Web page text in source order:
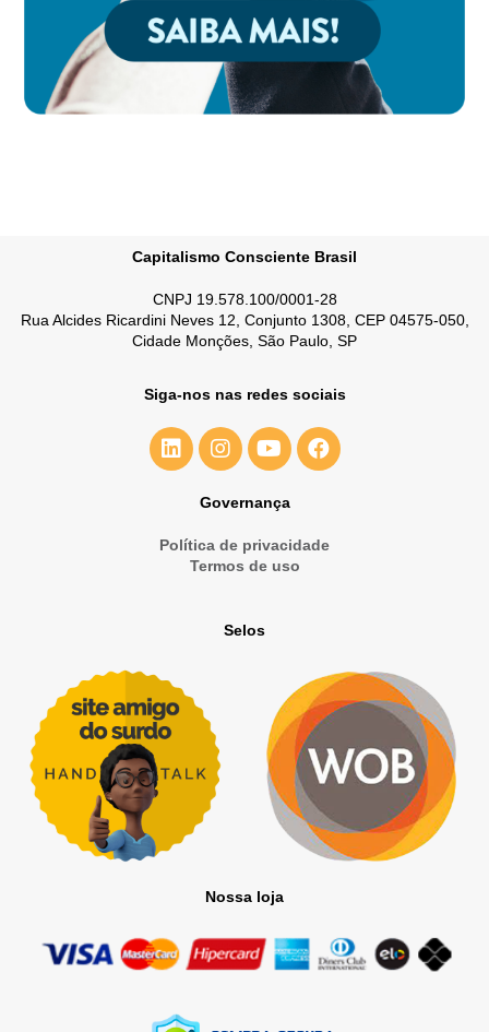
Capitalismo Consciente Brasil
CNPJ 19.578.100/0001-28
Rua Alcides Ricardini Neves 12, Conjunto 1308, CEP 04575-050,
Cidade Monções, São Paulo, SP
Siga-nos nas redes sociais
Governança
Política de privacidade
Termos de uso
Selos
Nossa loja